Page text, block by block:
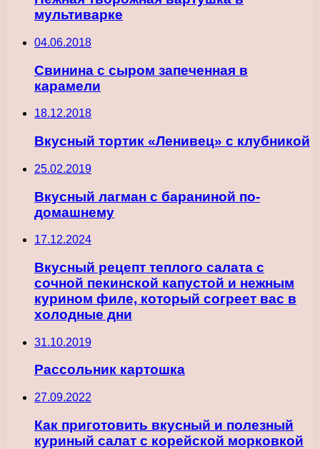
мультиварке
04.06.2018
Свинина с сыром запеченная в
карамели
18.12.2018
Вкусный тортик «Ленивец» с клубникой
25.02.2019
Вкусный лагман с бараниной по-
домашнему
17.12.2024
Вкусный рецепт теплого салата с
сочной пекинской капустой и нежным
курином филе, который согреет вас в
холодные дни
31.10.2019
Рассольник картошка
27.09.2022
Как приготовить вкусный и полезный
куриный салат с корейской морковкой